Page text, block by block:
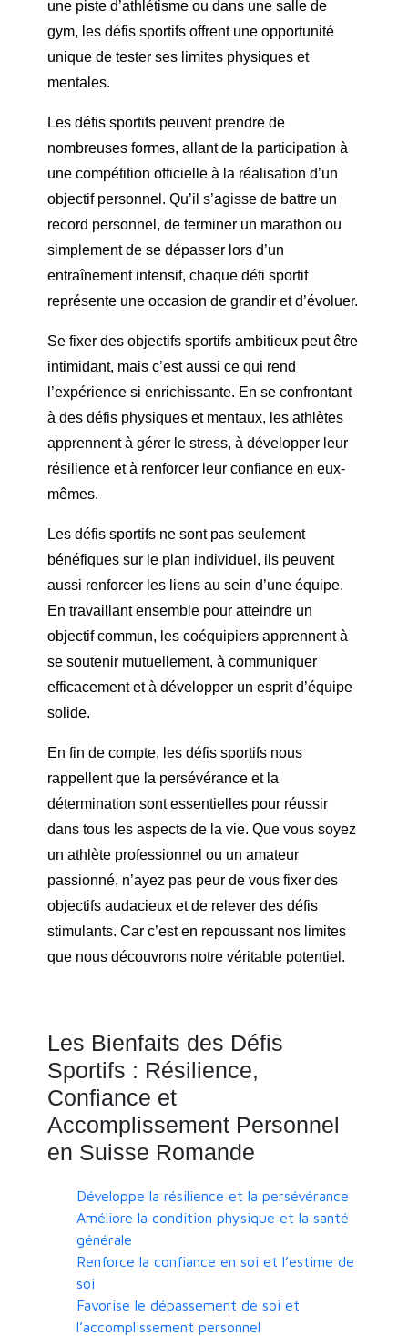
une piste d’athlétisme ou dans une salle de
gym, les défis sportifs offrent une opportunité
unique de tester ses limites physiques et
mentales.
Les défis sportifs peuvent prendre de
nombreuses formes, allant de la participation à
une compétition officielle à la réalisation d’un
objectif personnel. Qu’il s’agisse de battre un
record personnel, de terminer un marathon ou
simplement de se dépasser lors d’un
entraînement intensif, chaque défi sportif
représente une occasion de grandir et d’évoluer.
Se fixer des objectifs sportifs ambitieux peut être
intimidant, mais c’est aussi ce qui rend
l’expérience si enrichissante. En se confrontant
à des défis physiques et mentaux, les athlètes
apprennent à gérer le stress, à développer leur
résilience et à renforcer leur confiance en eux-
mêmes.
Les défis sportifs ne sont pas seulement
bénéfiques sur le plan individuel, ils peuvent
aussi renforcer les liens au sein d’une équipe.
En travaillant ensemble pour atteindre un
objectif commun, les coéquipiers apprennent à
se soutenir mutuellement, à communiquer
efficacement et à développer un esprit d’équipe
solide.
En fin de compte, les défis sportifs nous
rappellent que la persévérance et la
détermination sont essentielles pour réussir
dans tous les aspects de la vie. Que vous soyez
un athlète professionnel ou un amateur
passionné, n’ayez pas peur de vous fixer des
objectifs audacieux et de relever des défis
stimulants. Car c’est en repoussant nos limites
que nous découvrons notre véritable potentiel.
Les Bienfaits des Défis
Sportifs : Résilience,
Confiance et
Accomplissement Personnel
en Suisse Romande
Développe la résilience et la persévérance
Améliore la condition physique et la santé
générale
Renforce la confiance en soi et l’estime de
soi
Favorise le dépassement de soi et
l’accomplissement personnel